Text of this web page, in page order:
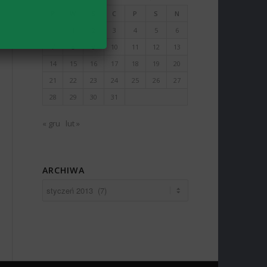
C P S
N
3 4 5
6
7
8 9 10 11 12
13
14
15 16 17 18 19
20
21
22 23 24 25 26
27
28
29 30 31
« gru lut »
ARCHIWA